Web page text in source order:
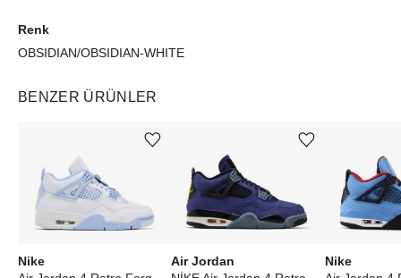
Renk
OBSIDIAN/OBSIDIAN-WHITE
BENZER ÜRÜNLER
Nike
Ürünü istek listesine ekle veya listeden çıkar
Air Jordan
Ürünü istek listesine ekle veya listeden çıkar
Nike